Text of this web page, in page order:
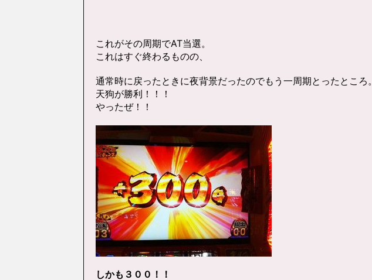
これがその周期でAT当選。
これはすぐ終わるものの、
通常時に戻ったときに夜背景だったのでもう一周期とったところ。
天狗が勝利！！！
やったぜ！！
しかも３００！！